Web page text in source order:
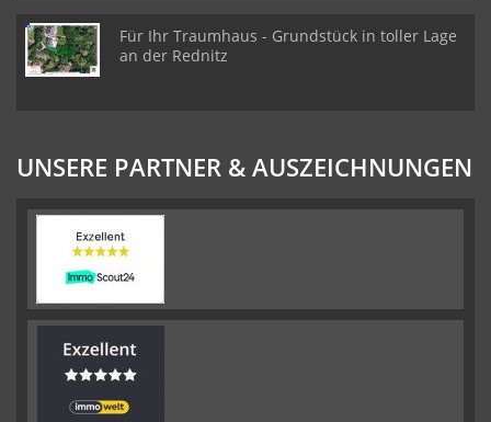
Für Ihr Traumhaus - Grundstück in toller Lage
an der Rednitz
UNSERE PARTNER & AUSZEICHNUNGEN